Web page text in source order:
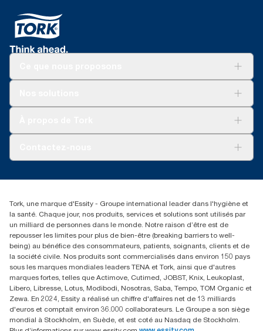
+216 71 11 60 00
52 Rue 8601 ZI CHARGUIA 1
BP194.Tunis, Tunisie
Tork, une marque d'Essity - Groupe international leader dans l'hygiène et
la santé. Chaque jour, nos produits, services et solutions sont utilisés par
un milliard de personnes dans le monde. Notre raison d’être est de
repousser les limites pour plus de bien-être (breaking barriers to well-
being) au bénéfice des consommateurs, patients, soignants, clients et de
la société civile. Nos produits sont commercialisés dans environ 150 pays
sous les marques mondiales leaders TENA et Tork, ainsi que d'autres
marques fortes, telles que Actimove, Cutimed, JOBST, Knix, Leukoplast,
Libero, Libresse, Lotus, Modibodi, Nosotras, Saba, Tempo, TOM Organic et
Zewa. En 2024, Essity a réalisé un chiffre d'affaires net de 13 milliards
d'euros et comptait environ 36.000 collaborateurs. Le Groupe a son siège
mondial à Stockholm, en Suède, et est coté au Nasdaq de Stockholm.